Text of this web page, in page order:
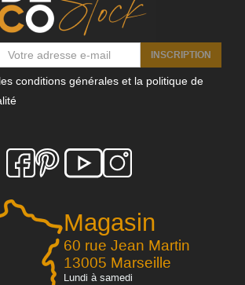
Magasin
60 rue Jean Martin
13005 Marseille
Lundi à samedi
INSCRIPTION
conditions générales et la politique de